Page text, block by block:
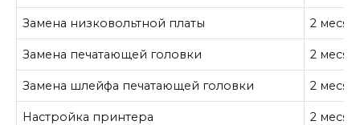
Замена низковольтной платы 2
Замена печатающей головки 2
Замена шлейфа печатающей головки 2
Настройка принтера 2